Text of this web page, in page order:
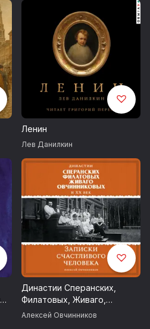
Ленин
Лев Данилкин
Династии Сперанских,
Филатовых, Живаго,
Овчинниковых и весь ХХ
Алексей Овчинников